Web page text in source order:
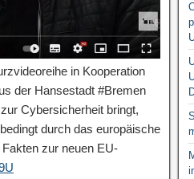
in Kooperation
der Hansestadt #Bremen
Cybersicherheit bringt,
durch das europäische
zur neuen EU-